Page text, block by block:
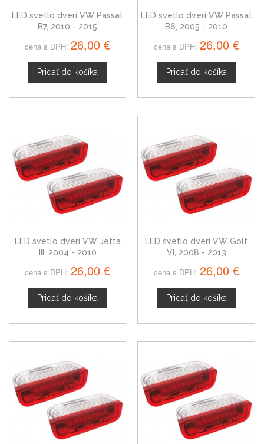
LED svetlo dverí VW Passat
B7, 2010 - 2015
cena s DPH: 26,00 €
Pridať do košíka
LED svetlo dverí VW Passat
B6, 2005 - 2010
cena s DPH: 26,00 €
Pridať do košíka
LED svetlo dverí VW Jetta
III, 2004 - 2010
cena s DPH: 26,00 €
Pridať do košíka
LED svetlo dverí VW Golf
VI, 2008 - 2013
cena s DPH: 26,00 €
Pridať do košíka